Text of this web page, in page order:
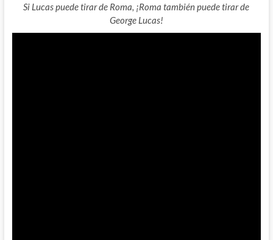
Si Lucas puede tirar de Roma, ¡Roma también puede tirar de
George Lucas!